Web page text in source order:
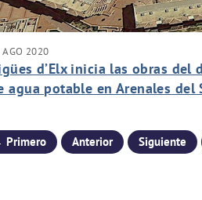
AGO 2020
d’Elx inicia las obras del
agua potable en Arenales del
Anterior Siguiente